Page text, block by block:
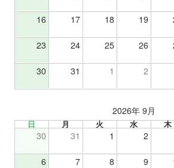
16 17 18 19
23 24 25 26
30 31 1 2
2026年 9月
日 月 火 水 木
30 31 1 2
6 7 8 9